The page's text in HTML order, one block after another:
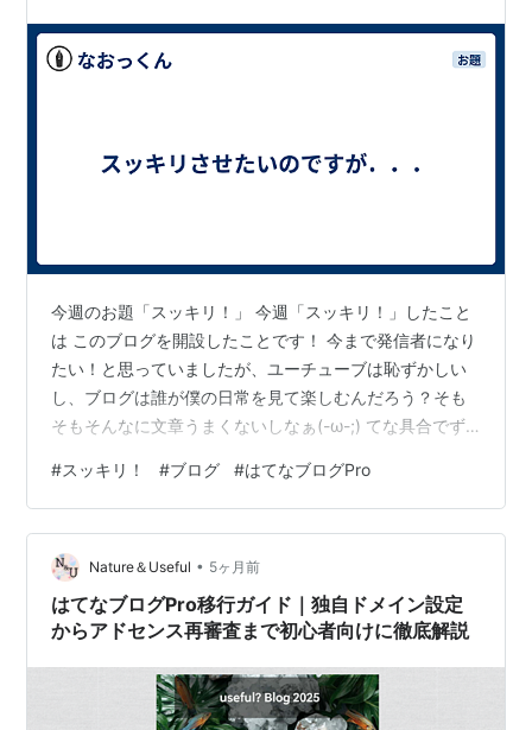
今週のお題「スッキリ！」 今週「スッキリ！」したこと
は このブログを開設したことです！ 今まで発信者になり
たい！と思っていましたが、ユーチューブは恥ずかしい
し、ブログは誰が僕の日常を見て楽しむんだろう？そも
そもそんなに文章うまくないしなぁ(-ω-;) てな具合でず
設に至りました✨ 実際、何を書くのかとか、この人のブ
ログみたいにしたい！などもないままの見切り発車なの
で書いてみると文章書くのは難しいし、文体も定まらな
いといったグダグダな状態なのですが、書きながら、続
けながら改善していくしかないなと思いながら日々記事
を書いているところです💦 皆さん…
#スッキリ！ #ブログ #はてなブログPro
Nature＆Useful • 5ヶ月前
はてなブログPro移行ガイド｜独自ドメイン設定
からアドセンス再審査まで初心者向けに徹底解説